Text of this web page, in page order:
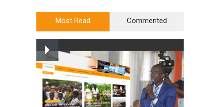
Most Read Commented